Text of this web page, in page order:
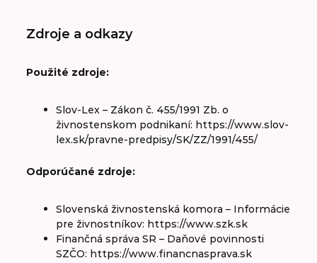
Zdroje a odkazy
Použité zdroje:
Slov-Lex – Zákon č. 455/1991 Zb. o
živnostenskom podnikaní: https://www.slov-
lex.sk/pravne-predpisy/SK/ZZ/1991/455/
Odporúčané zdroje:
Slovenská živnostenská komora – Informácie
pre živnostníkov: https://www.szk.sk
Finančná správa SR – Daňové povinnosti
SZČO: https://www.financnasprava.sk